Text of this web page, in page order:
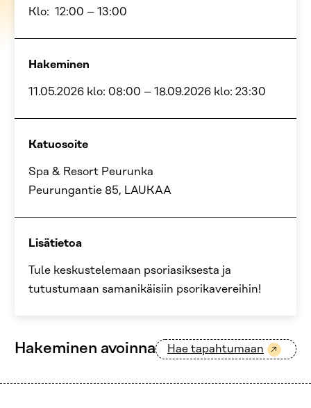
Klo: 12:00 – 13:00
Hakeminen
11.05.2026 klo: 08:00 – 18.09.2026 klo: 23:30
Katuosoite
Spa & Resort Peurunka
Peurungantie 85, LAUKAA
Lisätietoa
Tule keskustelemaan psoriasiksesta ja
tutustumaan samanikäisiin psorikavereihin!
Hakeminen avoinna Hae tapahtumaan